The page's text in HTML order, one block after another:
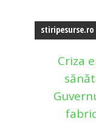
stiripesurse.ro
Criza